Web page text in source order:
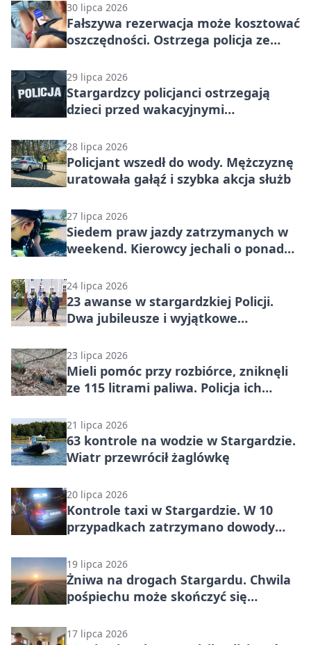
30 lipca 2026
Fałszywa rezerwacja może kosztować
oszczędności. Ostrzega policja ze
29 lipca 2026
Stargardzcy policjanci ostrzegają
dzieci przed wakacyjnymi
28 lipca 2026
Policjant wszedł do wody. Mężczyznę
uratowała gałąź i szybka akcja służb
27 lipca 2026
Siedem praw jazdy zatrzymanych w
weekend. Kierowcy jechali o ponad
24 lipca 2026
23 awanse w stargardzkiej Policji.
Dwa jubileusze i wyjątkowe
23 lipca 2026
Mieli pomóc przy rozbiórce, zniknęli
ze 115 litrami paliwa. Policja ich
21 lipca 2026
63 kontrole na wodzie w Stargardzie.
Wiatr przewrócił żaglówkę
20 lipca 2026
Kontrole taxi w Stargardzie. W 10
przypadkach zatrzymano dowody
19 lipca 2026
Żniwa na drogach Stargardu. Chwila
pośpiechu może skończyć się
17 lipca 2026